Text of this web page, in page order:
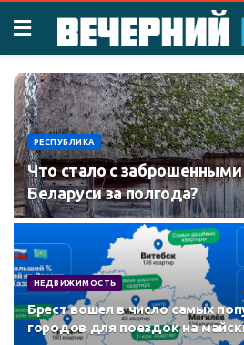
РЕСПУБЛИКА
Что стало с
Беларуси за полгода?
НЕДВИЖИМОСТЬ
Брест вошел в число самых
городов для поездок на